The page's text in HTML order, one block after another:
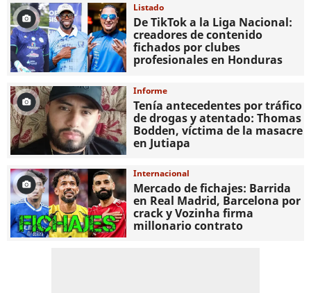
Listado
De TikTok a la Liga Nacional:
creadores de contenido
fichados por clubes
profesionales en Honduras
Informe
Tenía antecedentes por tráfico
de drogas y atentado: Thomas
Bodden, víctima de la masacre
en Jutiapa
Internacional
Mercado de fichajes: Barrida
en Real Madrid, Barcelona por
crack y Vozinha firma
millonario contrato